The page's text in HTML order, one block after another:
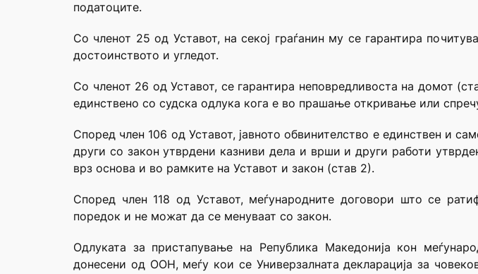
податоците.
Со членот 25 од Уставот, на секој граѓанин му се гарантира
достоинството и угледот.
Со членот 26 од Уставот, се гарантира неповредливоста на домот
единствено со судска одлука кога е во прашање откривање или
Според член 106 од Уставот, јавното обвинителство е единствен и
други со закон утврдени казниви дела и врши и други работи
врз основа и во рамките на Уставот и закон (став 2).
Според член 118 од Уставот, меѓународните договори што се
поредок и не можат да се менуваат со закон.
Одлуката за пристапување на Република Македонија кон
донесени од ООН, меѓу кои се Универзалната декларација за